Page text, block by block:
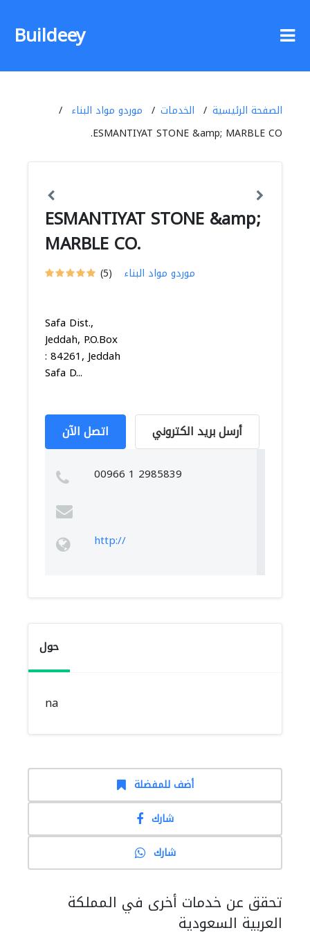
Buildeey
الصفحة الرئيسية الخدمات
موردو مواد البناء
ESMANTIYAT STONE &amp; MARBLE CO.
ESMANTIYAT STONE &amp;
MARBLE CO.
(5) موردو مواد البناء
Safa Dist.,
Jeddah, P.O.Box
: 84261, Jeddah
Safa D...
اتصل الآن أرسل بريد الكتروني
00966 1 2985839
http://
حول
na
أضف للمفضلة
شارك
شارك
تحقق عن خدمات أخرى في المملكة
العربية السعودية